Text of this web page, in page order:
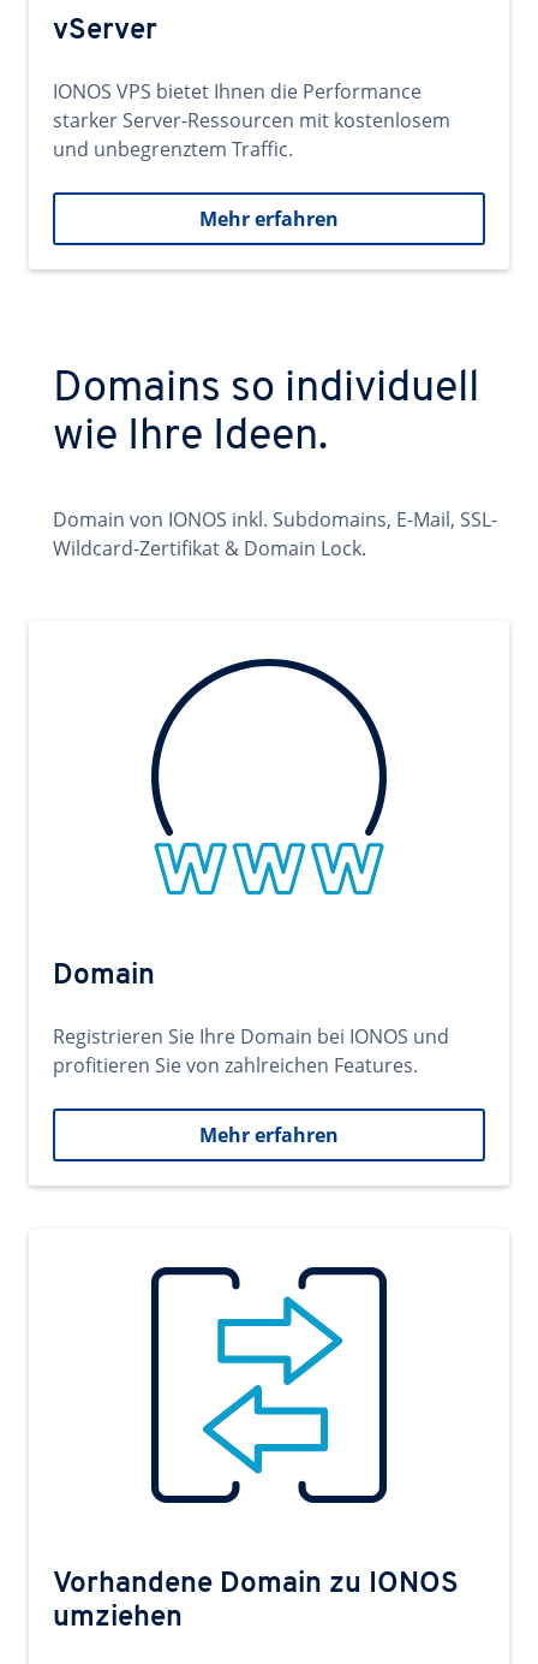
vServer
IONOS VPS bietet Ihnen die Performance
starker Server-Ressourcen mit kostenlosem
und unbegrenztem Traffic.
Mehr erfahren
Domains so individuell
wie Ihre Ideen.
Domain von IONOS inkl. Subdomains, E-Mail, SSL-
Wildcard-Zertifikat & Domain Lock.
Domain
Registrieren Sie Ihre Domain bei IONOS und
profitieren Sie von zahlreichen Features.
Mehr erfahren
Vorhandene Domain zu IONOS
umziehen